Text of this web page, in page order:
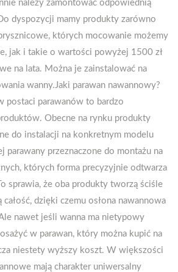
należy zamontować odpowiednią
dyspozycji mamy produkty zarówno
których mocowanie możemy
jak i takie o wartości powyżej 1500 zł
na lata. Można je zainstalować na
wanny.Jaki parawan nawannowy?
postaci parawanów to bardzo
Obecne na rynku produkty
do instalacji na konkretnym modelu
parawany przeznaczone do montażu na
których forma precyzyjnie odtwarza
sprawia, że oba produkty tworzą ściśle
dzięki czemu osłona nawannowa
nawet jeśli wanna ma nietypowy
w parawan, który można kupić na
niestety wyższy koszt. W większości
mają charakter uniwersalny